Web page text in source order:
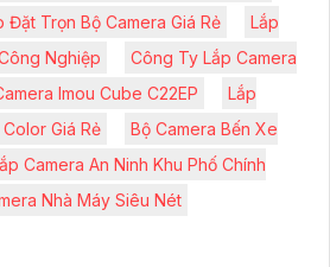
Đặt Trọn Bộ Camera Giá Rẻ
Lắp
Nghiệp
Công Ty Lắp Camera
Imou Cube C22EP
Lắp
Giá Rẻ
Bộ Camera Bến Xe
Camera An Ninh Khu Phố Chính
Nhà Máy Siêu Nét